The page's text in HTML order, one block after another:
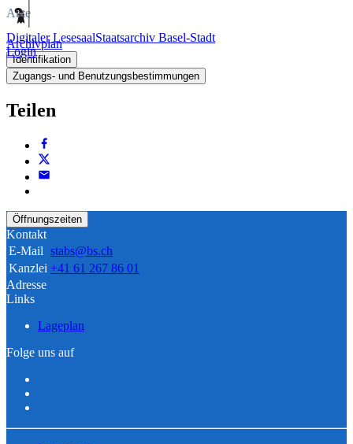
Digitaler LesesaalStaatsarchiv Basel-Stadt
Login
Akte
Archivplan
Identifikation
Zugangs- und Benutzungsbestimmungen
Teilen
Öffnungszeiten
Kontakt
E-Mail stabs@bs.ch
Kanzlei +41 61 267 86 01
Adresse
Links
Lageplan
Folge uns auf